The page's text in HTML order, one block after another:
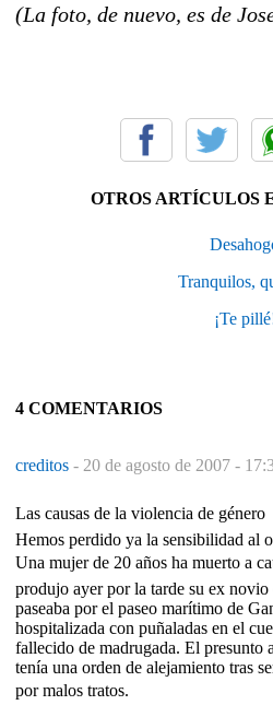
(La foto, de nuevo, es de
OTROS ARTÍCULOS
Tranquilos,
¡Te
4 COMENTARIOS
creditos - 20 de agosto de 2007 -
Las causas de la violencia de género
Hemos perdido ya la sensibilidad al
Una mujer de 20 años ha muerto a
produjo ayer por la tarde su ex
paseaba por el paseo marítimo de
hospitalizada con puñaladas en el
fallecido de madrugada. El presunto
tenía una orden de alejamiento tras
por malos tratos.